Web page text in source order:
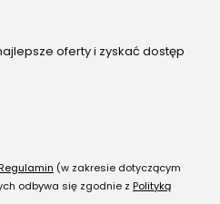
oferty i zyskać dostęp
Regulamin (w zakresie dotyczącym
odbywa się zgodnie z Polityką